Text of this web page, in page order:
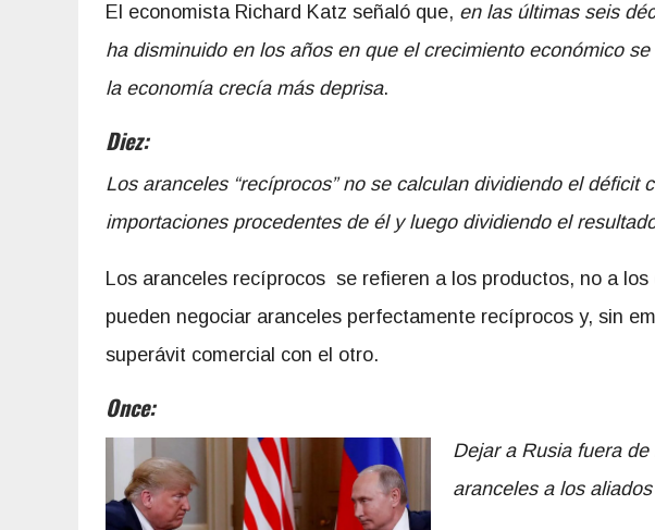
El economista Richard Katz señaló que, en las últimas seis
ha disminuido en los años en que el crecimiento económico
la economía crecía más deprisa.
Diez:
Los aranceles “recíprocos” no se calculan dividiendo el déficit
importaciones procedentes de él y luego dividiendo el
Los aranceles recíprocos se refieren a los productos, no a
pueden negociar aranceles perfectamente recíprocos y, sin
superávit comercial con el otro.
Once:
Dejar a Rusia fuera
aranceles a los